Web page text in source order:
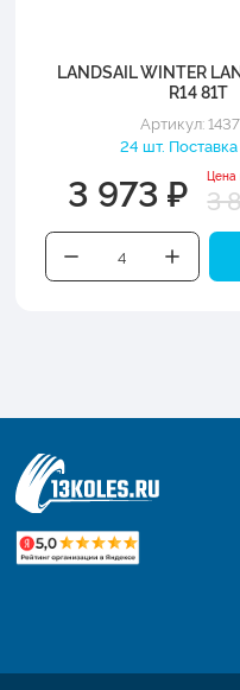
LANDSAIL WINTER
R14 81T
Артикул:
24 шт. Поставка
3 973 ₽ Цена
3